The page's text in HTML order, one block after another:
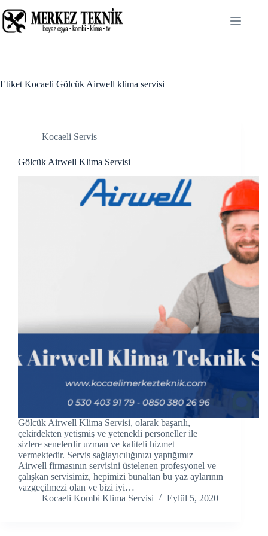
panel
panel
Panel
panel
panel
panel
to
content
Etiket Kocaeli Gölcük Airwell klima servisi
Kocaeli Servis
Gölcük Airwell Klima Servisi
Gölcük Airwell Klima Servisi, olarak başarılı,
çekirdekten yetişmiş ve yetenekli personeller ile
sizlere senelerdir uzman ve kaliteli hizmet
vermektedir. Servis sağlayıcılığınızı yaptığımız
Airwell firmasının servisini üstelenen profesyonel ve
çalışkan servisimiz, hepimizi bunaltan bu yaz aylarının
vazgeçilmezi olan ve bizi iyi…
Kocaeli Kombi Klima Servisi
Eylül 5, 2020